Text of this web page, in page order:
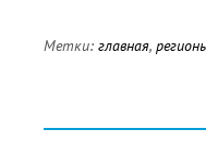
Метки: главная,